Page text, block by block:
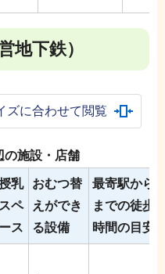
地下鉄）
ズに合わせて閲覧
の施設・店舗
乳
スペ
ース
おむつ替
えができ
る設備
最寄駅から
までの徒歩
時間の目安